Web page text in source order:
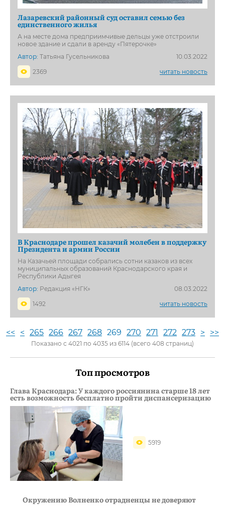
Лазаревский районный суд оставил семью без
единственного жилья
А на месте дома предприимчивые дельцы уже отстроили
новое здание и сдали в аренду «Пятерочке»
Автор: Татьяна Гусельникова
10.03.2022
2369
читать новость
В Краснодаре прошел казачий молебен в поддержку
Президента и армии России
На Казачьей площади собрались сотни казаков из всех
муниципальных образований Краснодарского края и
Республики Адыгея
Автор: Редакция «НГК»
08.03.2022
1492
читать новость
<< < 265 266 267 268 269 270 271 272 273 > >>
Показано с 4021 по 4035 из 6114 (всего 408 страниц)
Топ просмотров
Глава Краснодара: У каждого россиянина старше 18 лет
есть возможность бесплатно пройти диспансеризацию
5919
Окружению Волненко отрадненцы не доверяют